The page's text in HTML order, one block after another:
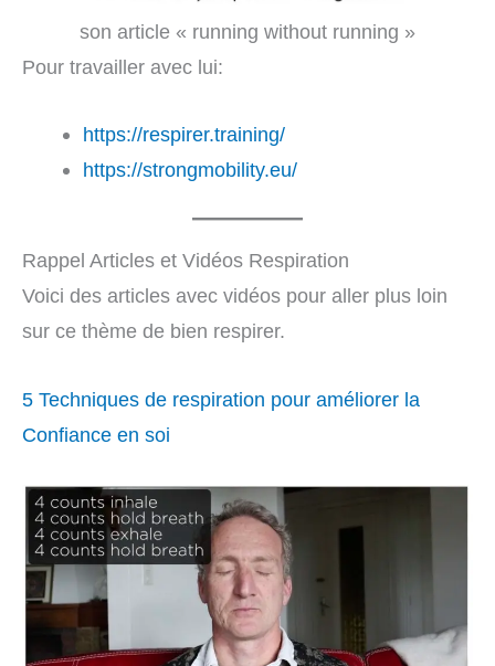
son article « running without running »
Pour travailler avec lui:
https://respirer.training/
https://strongmobility.eu/
Rappel Articles et Vidéos Respiration
Voici des articles avec vidéos pour aller plus loin
sur ce thème de bien respirer.
5 Techniques de respiration pour améliorer la
Confiance en soi